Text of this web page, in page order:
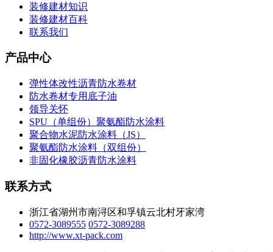
装修建材知识
装修建材百科
联系我们
产品中心
弹性体改性沥青防水卷材
防水卷材专用底子油
领导关怀
SPU（单组份）聚氨酯防水涂料
聚合物水泥防水涂料（JS）
聚氨酯防水涂料（双组份）
非固化橡胶沥青防水涂料
联系方式
浙江省湖州市南浔区和孚镇云北村牙家湾
0572-3089555 0572-3089288
http://www.xt-pack.com